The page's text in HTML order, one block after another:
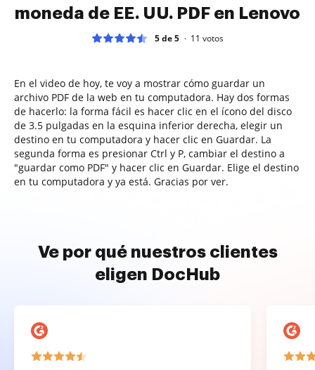
moneda de EE. UU. PDF en Lenovo
5 de 5 11 votos
En el video de hoy, te voy a mostrar cómo guardar un
archivo PDF de la web en tu computadora. Hay dos formas
de hacerlo: la forma fácil es hacer clic en el ícono del disco
de 3.5 pulgadas en la esquina inferior derecha, elegir un
destino en tu computadora y hacer clic en Guardar. La
segunda forma es presionar Ctrl y P, cambiar el destino a
"guardar como PDF" y hacer clic en Guardar. Elige el destino
en tu computadora y ya está. Gracias por ver.
Ve por qué nuestros clientes
eligen DocHub